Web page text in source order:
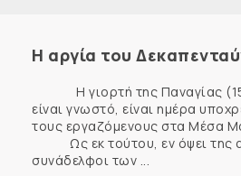
Η αργία του
Η γιορτή της Παναγίας
είναι γνωστό, είναι ημέρα
τους εργαζόμενους στα Μέσα
Ως εκ τούτου, εν όψει της
συνάδελφοι των ...